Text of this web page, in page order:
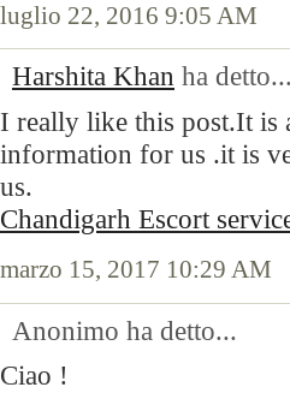
luglio 22, 2016 9:05 AM
Harshita Khan ha detto...
I really like this post.It is
information for us .it is
us.
Chandigarh Escort
marzo 15, 2017 10:29 AM
Anonimo ha detto...
Ciao !